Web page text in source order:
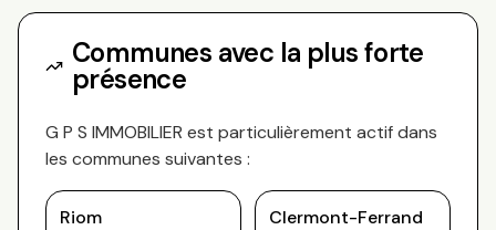
Communes avec la plus forte
présence
G P S IMMOBILIER est particulièrement actif dans
les communes suivantes :
Riom Clermont-Ferrand